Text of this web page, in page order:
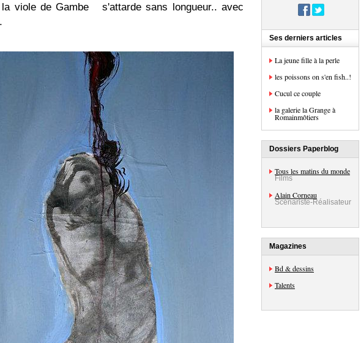
la viole de Gambe s'attarde sans longueur.. avec
Ses derniers articles
La jeune fille à la perle
les poissons on s'en fish..!
Cucul ce couple
la galerie la Grange à
Romainmôtiers
Dossiers Paperblog
Tous les matins du monde
Films
Alain Corneau
Scénariste-Réalisateur
Magazines
Bd & dessins
Talents